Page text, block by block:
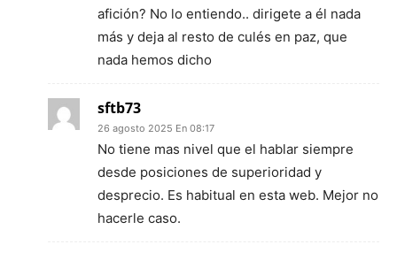
afición? No lo entiendo.. dirigete a él nada
más y deja al resto de culés en paz, que
nada hemos dicho
sftb73
26 agosto 2025 En 08:17
No tiene mas nivel que el hablar siempre
desde posiciones de superioridad y
desprecio. Es habitual en esta web. Mejor no
hacerle caso.